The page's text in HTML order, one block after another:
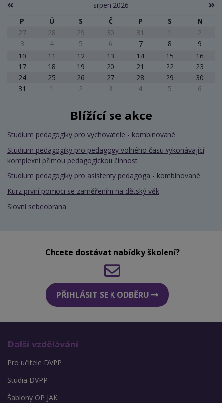
srpen 2026
P
Ú S Č P S
N
27
28 29 30 31 1
2
3
4 5 6 7 8
9
10
11 12 13 14 15
16
17
18 19 20 21 22
23
24
25 26 27 28 29
30
31
1 2 3 4 5 6
Blížící se akce
Studium pedagogiky pro vychovatele - kombinované
Studium pedagogiky pro pedagogy volného času vykonávající
komplexní přímou pedagogickou činnost
Studium pedagogiky pro asistenty pedagoga - kombinované
Kurz první pomoci se zaměřením na dětský věk
Slovní sebeobrana
Chcete dostávat nabídky školení?
PŘIHLÁSIT SE K ODBĚRU
Další vzdělávání
Pro učitele DVPP
Studia DVPP
Šablony OP JAK